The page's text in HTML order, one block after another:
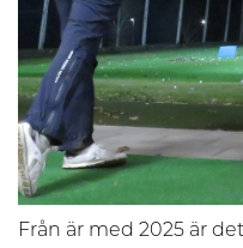
Från är med 2025 är